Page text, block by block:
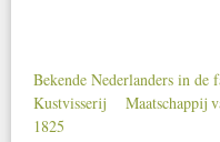
Secondary menu
Bekende Nederlanders in de
Kustvisserij
Maatschappij
1825